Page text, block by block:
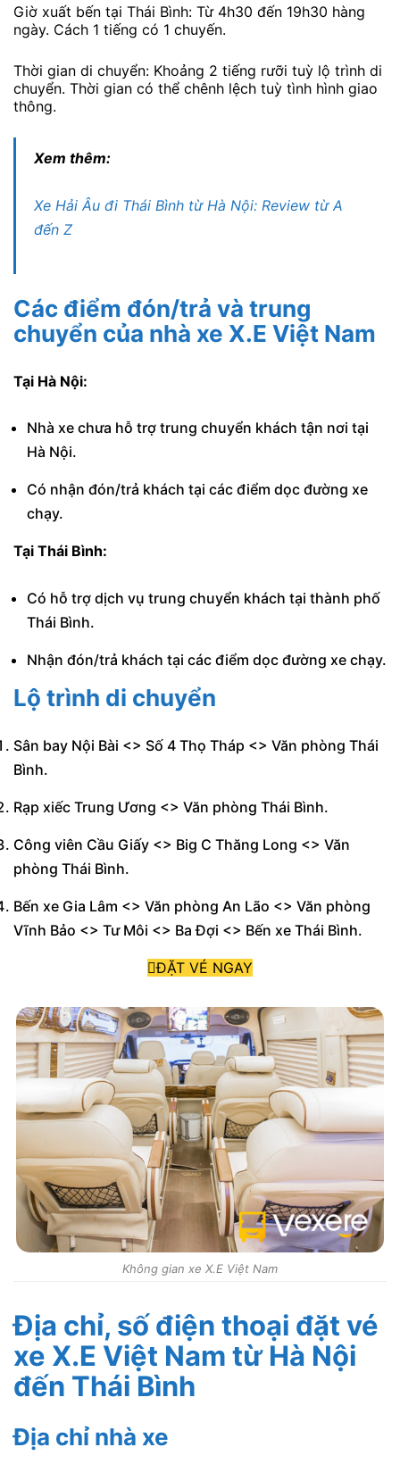
Giờ xuất bến tại Thái Bình: Từ 4h30 đến 19h30 hàng
ngày. Cách 1 tiếng có 1 chuyến.
Thời gian di chuyển: Khoảng 2 tiếng rưỡi tuỳ lộ trình di
chuyển. Thời gian có thể chênh lệch tuỳ tình hình giao
thông.
Xem thêm:
Xe Hải Âu đi Thái Bình từ Hà Nội: Review từ A
đến Z
Các điểm đón/trả và trung
chuyển của nhà xe X.E Việt Nam
Tại Hà Nội:
Nhà xe chưa hỗ trợ trung chuyển khách tận nơi tại
Hà Nội.
Có nhận đón/trả khách tại các điểm dọc đường xe
chạy.
Tại Thái Bình:
Có hỗ trợ dịch vụ trung chuyển khách tại thành phố
Thái Bình.
Nhận đón/trả khách tại các điểm dọc đường xe chạy.
Lộ trình di chuyển
Sân bay Nội Bài <> Số 4 Thọ Tháp <> Văn phòng Thái
Bình.
Rạp xiếc Trung Ương <> Văn phòng Thái Bình.
Công viên Cầu Giấy <> Big C Thăng Long <> Văn
phòng Thái Bình.
Bến xe Gia Lâm <> Văn phòng An Lão <> Văn phòng
Vĩnh Bảo <> Tư Môi <> Ba Đợi <> Bến xe Thái Bình.
ĐẶT VÉ NGAY
Không gian xe X.E Việt Nam
Địa chỉ, số điện thoại đặt vé
xe X.E Việt Nam từ Hà Nội
đến Thái Bình
Địa chỉ nhà xe